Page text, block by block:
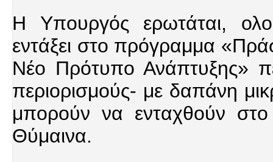
Η Υπουργός ερωτάται,
εντάξει στο πρόγραμμα
Νέο Πρότυπο Ανάπτυξης»
περιορισμούς- με δαπάνη
μπορούν να ενταχθούν
Θύμαινα.